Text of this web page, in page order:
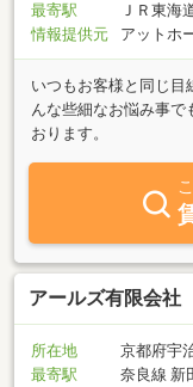
最寄駅
ＪＲ東海
情報提供元
アットホ
いつもお客様と同じ目
んな些細なお悩み事で
おります。
アールズ有限会社
所在地
京都府宇
最寄駅
奈良線 新